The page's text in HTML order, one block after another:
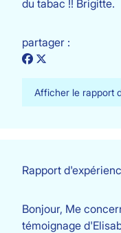
du tabac !! Brigitte.
partager :
Afficher le rapport
Rapport
Bonjour, Me
témoignage